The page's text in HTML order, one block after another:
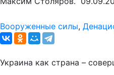
Вооруженные силы,
Украина как страна –